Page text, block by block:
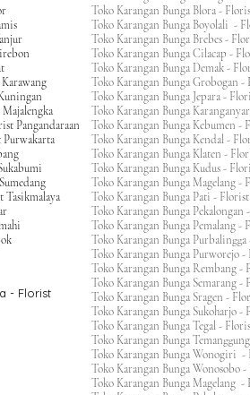
Pangandaraan
Purwakarta
Tasikmalaya
- Florist
Toko Karangan Bunga Blora -
Toko Karangan Bunga Boyolali -
Toko Karangan Bunga Brebes -
Toko Karangan Bunga Cilacap -
Toko Karangan Bunga Demak -
Toko Karangan Bunga Grobogan
Toko Karangan Bunga Jepara -
Toko Karangan Bunga
Toko Karangan Bunga Kebumen
Toko Karangan Bunga Kendal -
Toko Karangan Bunga Klaten -
Toko Karangan Bunga Kudus -
Toko Karangan Bunga Magelang -
Toko Karangan Bunga Pati -
Toko Karangan Bunga
Toko Karangan Bunga Pemalang -
Toko Karangan Bunga
Toko Karangan Bunga Purworejo
Toko Karangan Bunga Rembang
Toko Karangan Bunga Semarang -
Toko Karangan Bunga Sragen -
Toko Karangan Bunga Sukoharjo
Toko Karangan Bunga Tegal -
Toko Karangan Bunga
Toko Karangan Bunga Wonogiri
Toko Karangan Bunga Wonosobo
Toko Karangan Bunga Magelang -